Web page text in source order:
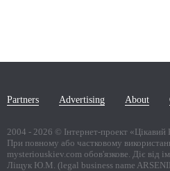
Partners Advertising About
2004 - 2026 © Інтернет-проект «Цікавий
При повному або частковому
mysteriouskiev.com обов'язкове. Діє
Ліщук Ю.М. (legal business name